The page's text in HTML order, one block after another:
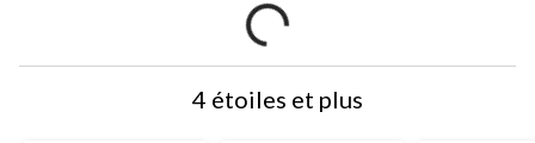
4 étoiles et plus